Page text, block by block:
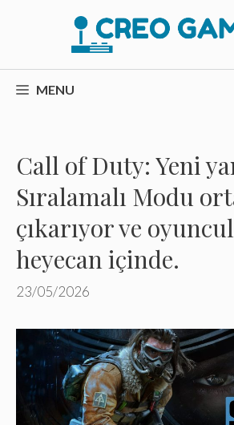
MENU
Call of Duty: Yeni
Sıralamalı Modu
çıkarıyor ve
heyecan içinde.
23/05/2026